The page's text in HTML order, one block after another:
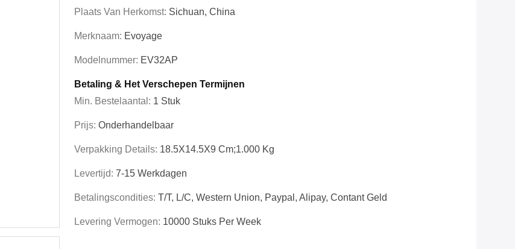
Plaats Van Herkomst: Sichuan, China
Merknaam: Evoyage
Modelnummer: EV32AP
Betaling & Het Verschepen Termijnen
Min. Bestelaantal: 1 Stuk
Prijs: Onderhandelbaar
Verpakking Details: 18.5X14.5X9 Cm;1.000 Kg
Levertijd: 7-15 Werkdagen
Betalingscondities: T/T, L/C, Western Union, Paypal, Alipay, Contant Geld
Levering Vermogen: 10000 Stuks Per Week